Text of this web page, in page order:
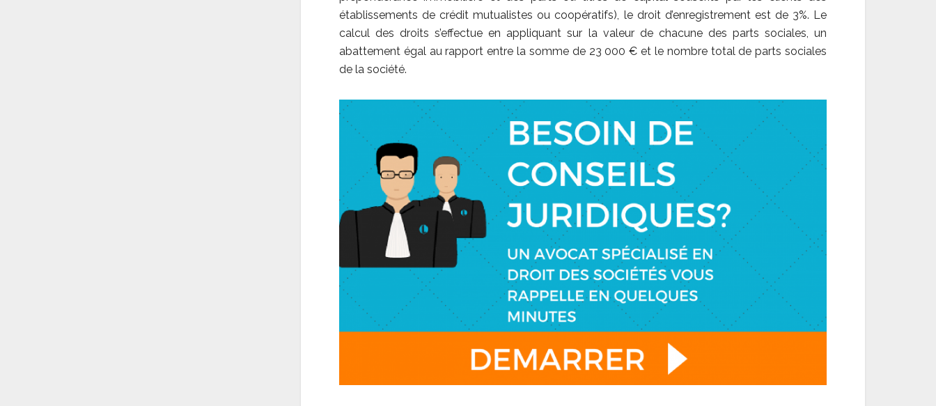
établissements de crédit mutualistes ou coopératifs), le droit d’enregistrement est de 3%. Le
calcul des droits s’effectue en appliquant sur la valeur de chacune des parts sociales, un
abattement égal au rapport entre la somme de 23 000 € et le nombre total de parts sociales
de la société.